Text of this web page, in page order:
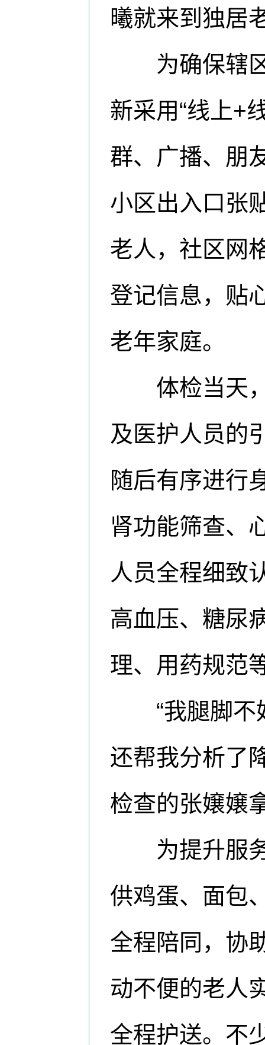
曦就来到独居
为确保辖区
新采用“线上+
群、广播、朋
小区出入口张
老人，社区网
登记信息，贴
老年家庭。
体检当天，
及医护人员的
随后有序进行
肾功能筛查、
人员全程细致
高血压、糖尿
理、用药规范
“我腿脚不
还帮我分析了
检查的张嬢嬢
为提升服务
供鸡蛋、面包
全程陪同，协
动不便的老人
全程护送。不